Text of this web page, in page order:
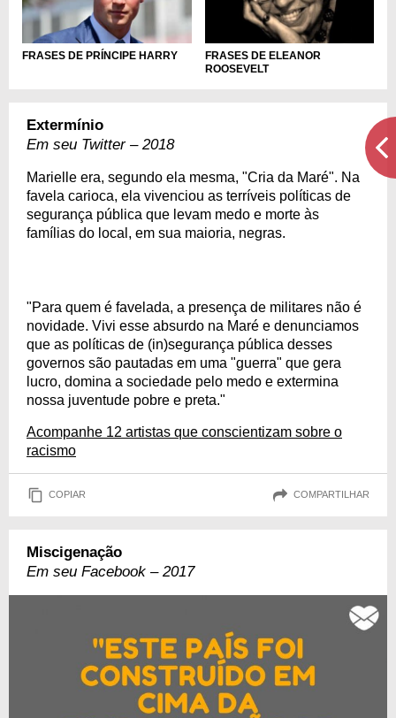
FRASES DE PRÍNCIPE HARRY
FRASES DE ELEANOR
ROOSEVELT
Extermínio
Em seu Twitter – 2018
Marielle era, segundo ela mesma, "Cria da Maré". Na
favela carioca, ela vivenciou as terríveis políticas de
segurança pública que levam medo e morte às
famílias do local, em sua maioria, negras.
"Para quem é favelada, a presença de militares não é
novidade. Vivi esse absurdo na Maré e denunciamos
que as políticas de (in)segurança pública desses
governos são pautadas em uma "guerra" que gera
lucro, domina a sociedade pelo medo e extermina
nossa juventude pobre e preta."
Acompanhe 12 artistas que conscientizam sobre o
racismo
COPIAR COMPARTILHAR
Miscigenação
Em seu Facebook – 2017